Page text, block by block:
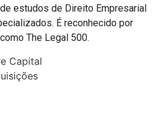
estudos de Direito Empresarial
É reconhecido por
The Legal 500.
Capital